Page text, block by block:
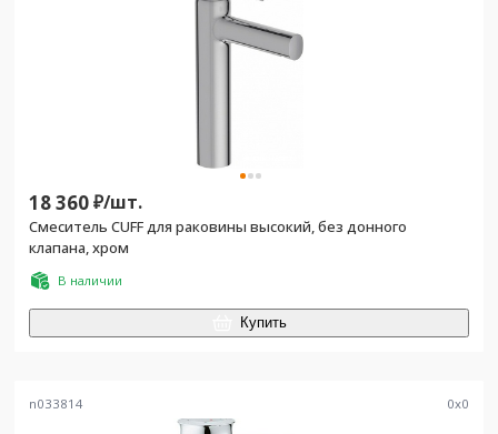
18 360₽/шт.
Смеситель CUFF для раковины высокий, без донного
клапана, хром
В наличии
Купить
n033814 0x0